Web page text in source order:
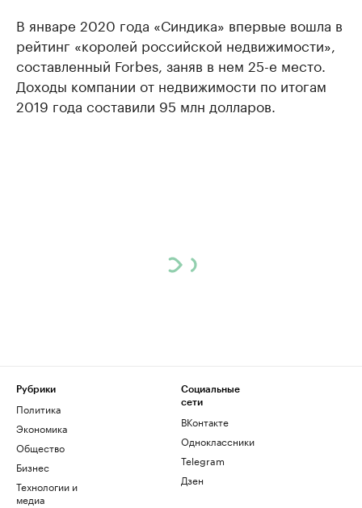
В январе 2020 года «Синдика» впервые вошла в
рейтинг «королей российской недвижимости»,
составленный Forbes, заняв в нем 25-е место.
Доходы компании от недвижимости по итогам
2019 года составили 95 млн долларов.
Рубрики
Политика
Экономика
Общество
Бизнес
Технологии и
медиа
Социальные
сети
ВКонтакте
Одноклассники
Telegram
Дзен